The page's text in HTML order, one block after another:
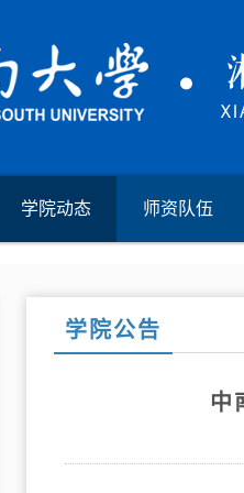
学院动态 师资队伍
学院公告
中